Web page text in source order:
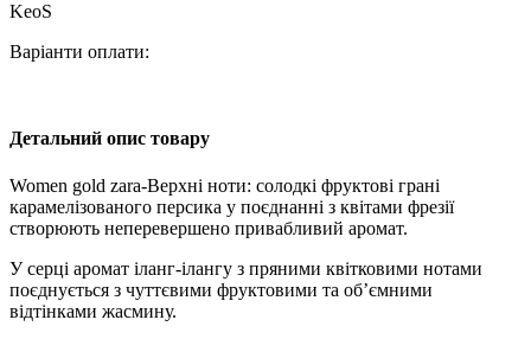
KeoS
Варіанти оплати:
Детальний опис товару
Women gold zara-Верхні ноти: солодкі фруктові грані
карамелізованого персика у поєднанні з квітами фрезії
створюють неперевершено привабливий аромат.
У серці аромат іланг-ілангу з пряними квітковими нотами
поєднується з чуттєвими фруктовими та об’ємними
відтінками жасмину.